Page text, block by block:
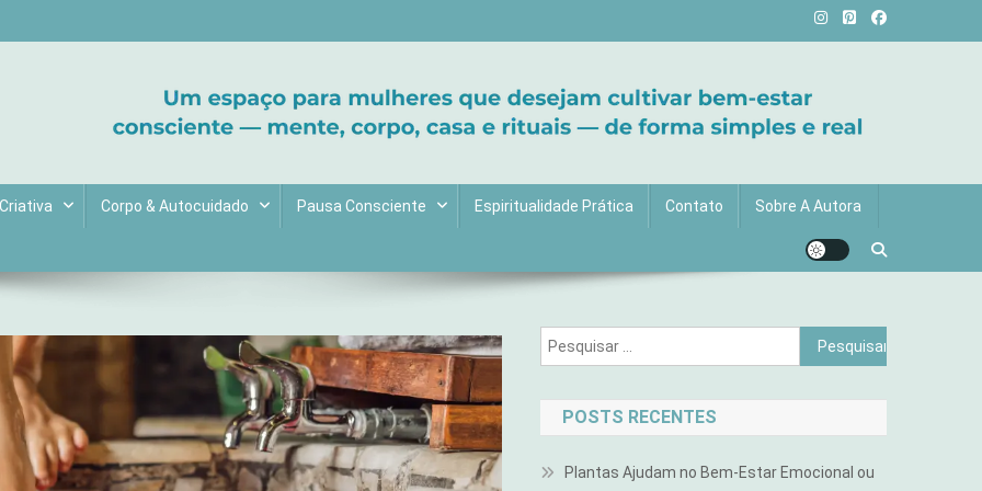
Corpo & Autocuidado Pausa Consciente Espiritualidade Prática Contato Sobre A Autora
Pesquisar
por:
POSTS RECENTES
Plantas Ajudam no Bem-Estar Emocional ou